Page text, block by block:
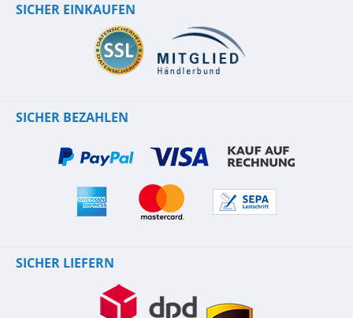
SICHER EINKAUFEN
SICHER BEZAHLEN
SICHER LIEFERN